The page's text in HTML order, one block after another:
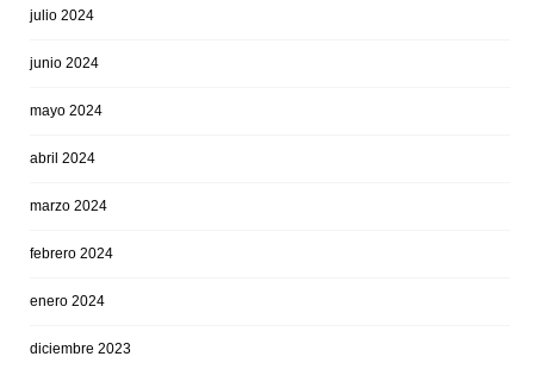
julio 2024
junio 2024
mayo 2024
abril 2024
marzo 2024
febrero 2024
enero 2024
diciembre 2023